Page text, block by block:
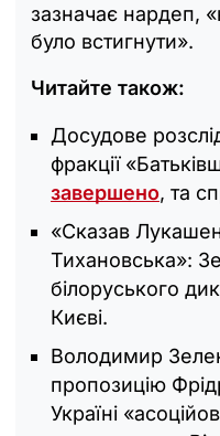
зазначає нардеп,
було встигнути».
Читайте також:
Досудове
фракції
завершено, та
«Сказав
Тихановська»:
білоруського
Києві.
Володимир
пропозицію
Україні